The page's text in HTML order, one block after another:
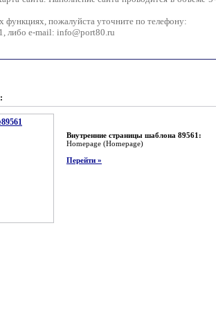
функциях, пожалуйста уточните по телефону:
либо e-mail: info@port80.ru
Внутренние страницы шаблона 89561:
Homepage (Homepage)
Перейти »